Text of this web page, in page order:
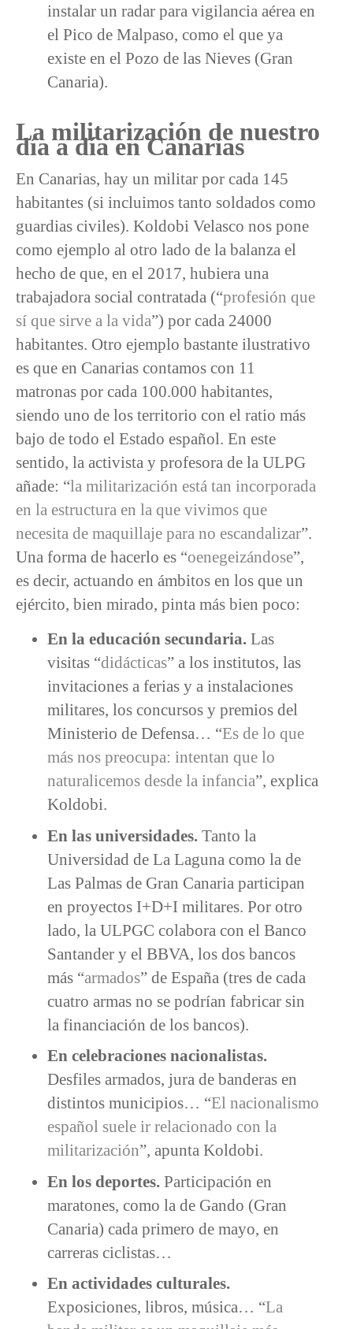
instalar un radar para vigilancia aérea en
el Pico de Malpaso, como el que ya
existe en el Pozo de las Nieves (Gran
Canaria).
La militarización de nuestro
día a día en Canarias
En Canarias, hay un militar por cada 145
habitantes (si incluimos tanto soldados como
guardias civiles). Koldobi Velasco nos pone
como ejemplo al otro lado de la balanza el
hecho de que, en el 2017, hubiera una
trabajadora social contratada (“profesión que
sí que sirve a la vida”) por cada 24000
habitantes. Otro ejemplo bastante ilustrativo
es que en Canarias contamos con 11
matronas por cada 100.000 habitantes,
siendo uno de los territorio con el ratio más
bajo de todo el Estado español. En este
sentido, la activista y profesora de la ULPG
añade: “la militarización está tan incorporada
en la estructura en la que vivimos que
necesita de maquillaje para no escandalizar”.
Una forma de hacerlo es “oenegeizándose”,
es decir, actuando en ámbitos en los que un
ejército, bien mirado, pinta más bien poco:
En la educación secundaria. Las
visitas “didácticas” a los institutos, las
invitaciones a ferias y a instalaciones
militares, los concursos y premios del
Ministerio de Defensa… “Es de lo que
más nos preocupa: intentan que lo
naturalicemos desde la infancia”, explica
Koldobi.
En las universidades. Tanto la
Universidad de La Laguna como la de
Las Palmas de Gran Canaria participan
en proyectos I+D+I militares. Por otro
lado, la ULPGC colabora con el Banco
Santander y el BBVA, los dos bancos
más “armados” de España (tres de cada
cuatro armas no se podrían fabricar sin
la financiación de los bancos).
En celebraciones nacionalistas.
Desfiles armados, jura de banderas en
distintos municipios… “El nacionalismo
español suele ir relacionado con la
militarización”, apunta Koldobi.
En los deportes. Participación en
maratones, como la de Gando (Gran
Canaria) cada primero de mayo, en
carreras ciclistas…
En actividades culturales.
Exposiciones, libros, música… “La